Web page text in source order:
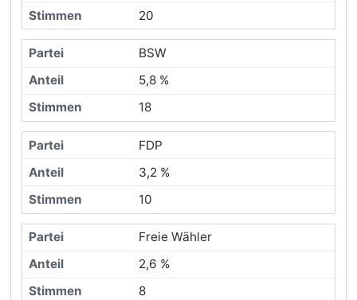
20
BSW
5,8 %
18
FDP
3,2 %
10
Freie Wähler
2,6 %
8